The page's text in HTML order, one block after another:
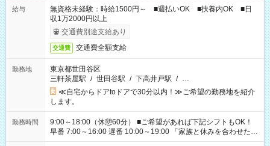
給与
無資格未経験：時給1500円～ ■週払いOK ■扶養内OK ■日
収1万2000円以上
交通費別途支給あり
交通費 交通費全額支給
勤務地
東京都世田谷区
三軒茶屋駅 / 世田谷駅 / 下高井戸駅 / …
≪自宅からドアtoドアで30分以内！≫ご希望の勤務地を紹介
します。
勤務時間
9:00～18:00（休憩60分） ■ご希望があれば下記シフトもOK！
早番 7:00～16:00 遅番 10:00～19:00 「家族と休みを合わせた
い」 「余裕を持って夕飯の準備がしたい」 「できれば残業はし